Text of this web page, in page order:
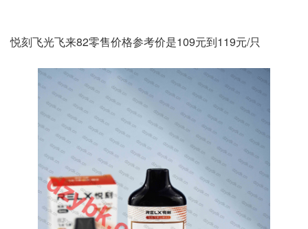
悦刻飞光飞来82零售价格参考价是109元到119元/只